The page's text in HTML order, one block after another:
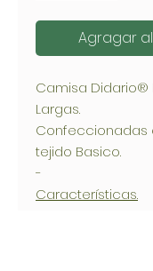
Agragar
Camisa Didario®
Largas.
Confeccionadas
tejido Basico.
-
Características.